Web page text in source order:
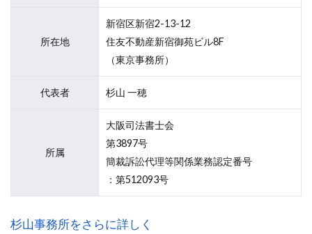
所在地
新宿区新宿2-13-12
住友不動産新宿御苑ビル8F
（東京事務所）
代表者 杉山 一穂
所属
大阪司法書士会
第3897号
簡裁訴訟代理等関係業務認定番号
：第512093号
杉山事務所をさらに詳しく